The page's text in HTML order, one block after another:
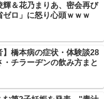
強制にしろ」→なんG民「そ
まさかのセルラン1位に返り
輝＆花乃まりあ、密会再び
ロ」に怒り心頭ｗｗｗ
】橋本病の症状・体験談28
・チラーヂンの飲み方まと